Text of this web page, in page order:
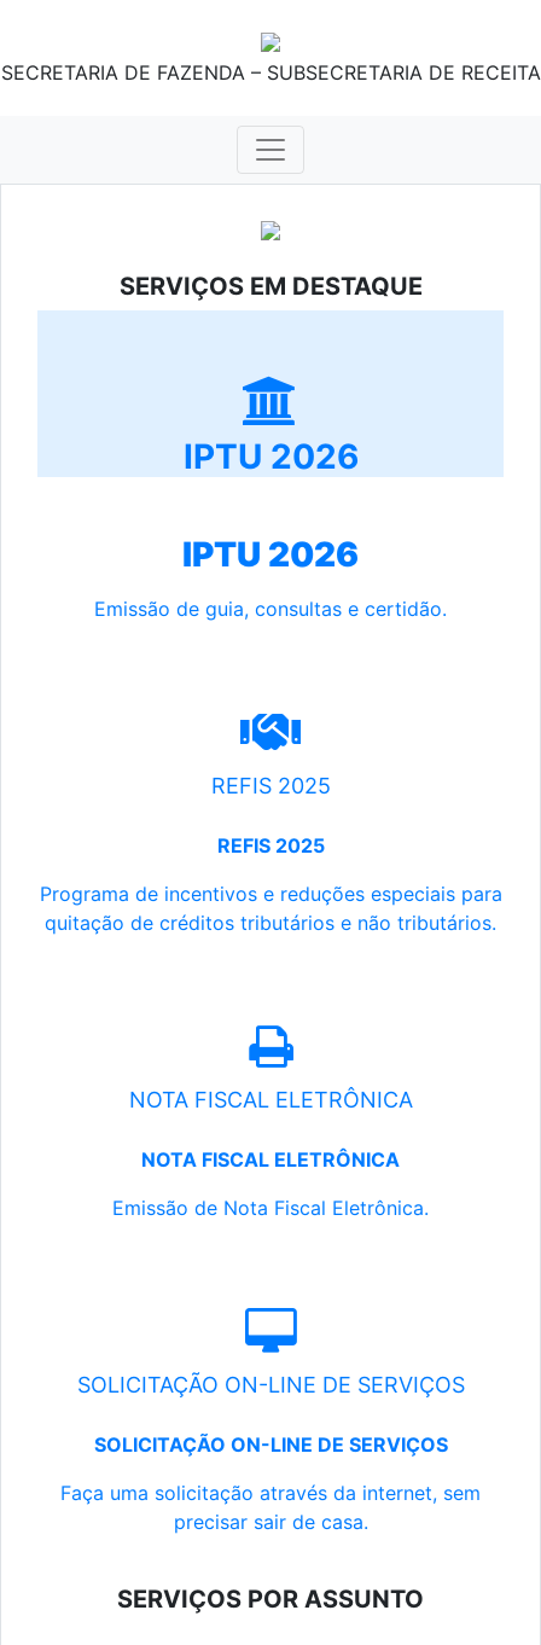
SECRETARIA DE FAZENDA – SUBSECRETARIA DE RECEITA
SERVIÇOS EM DESTAQUE
IPTU 2026
IPTU 2026
Emissão de guia, consultas e certidão.
REFIS 2025
REFIS 2025
Programa de incentivos e reduções especiais para
quitação de créditos tributários e não tributários.
NOTA FISCAL ELETRÔNICA
NOTA FISCAL ELETRÔNICA
Emissão de Nota Fiscal Eletrônica.
SOLICITAÇÃO ON-LINE DE SERVIÇOS
SOLICITAÇÃO ON-LINE DE SERVIÇOS
Faça uma solicitação através da internet, sem
precisar sair de casa.
SERVIÇOS POR ASSUNTO